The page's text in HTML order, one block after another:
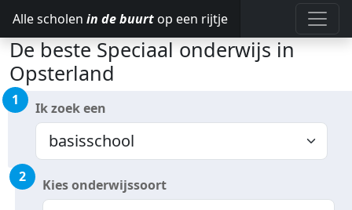
Alle scholen in de buurt op een rijtje
De beste Speciaal onderwijs in
Opsterland
1 Ik zoek een
2 Kies onderwijssoort